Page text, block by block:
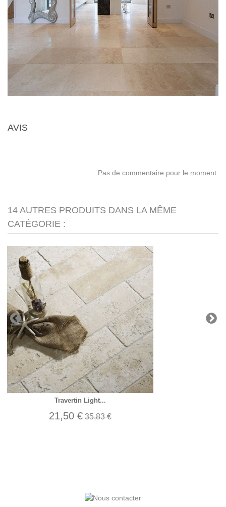
AVIS
Pas de commentaire pour le moment.
14 AUTRES PRODUITS DANS LA MÊME
CATÉGORIE :
Travertin Light...
21,50 € 35,83 €